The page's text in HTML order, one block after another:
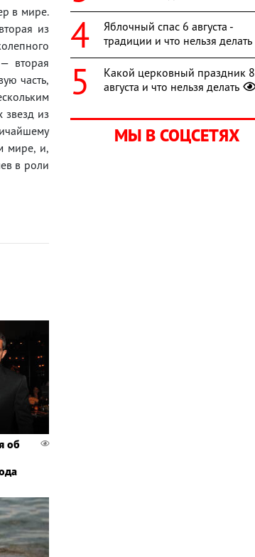
в мире.
из
вторая
часть,
из
мире, и,
в роли
об
Яблочный спас 6 августа -
традиции и что нельзя делать
Какой церковный праздник 8
августа и что нельзя делать
МЫ В СОЦСЕТЯХ